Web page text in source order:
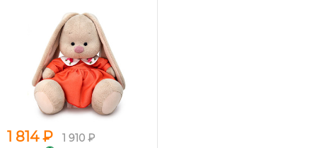
1 814 ₽ 1 910 ₽